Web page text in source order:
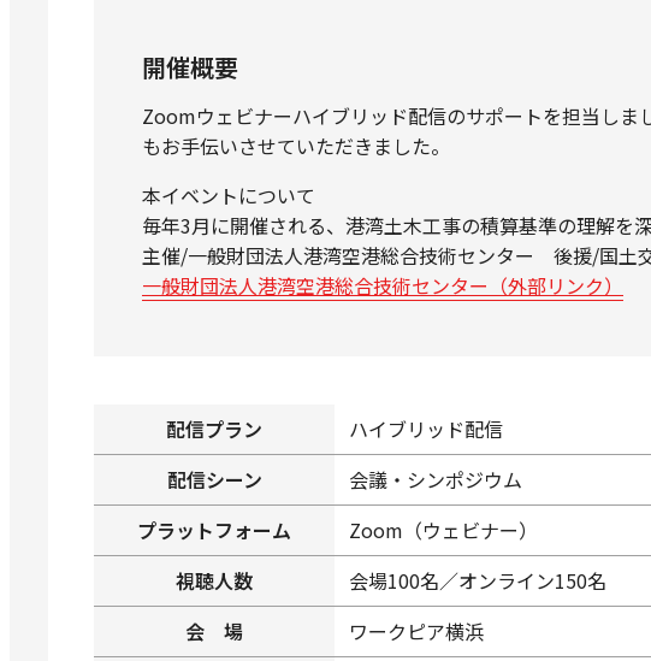
開催概要
Zoomウェビナーハイブリッド配信のサポートを担当し
もお手伝いさせていただきました。
本イベントについて
毎年3月に開催される、港湾土木工事の積算基準の理解
主催/一般財団法人港湾空港総合技術センター 後援/国土
一般財団法人港湾空港総合技術センター（外部リンク）
配信プラン
ハイブリッド配信
配信シーン
会議・シンポジウム
プラットフォーム
Zoom（ウェビナー）
視聴人数
会場100名／オンライン150名
会
場
ワークピア横浜